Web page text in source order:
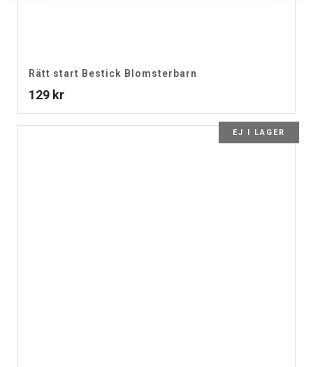
Rätt start Bestick Blomsterbarn
129 kr
EJ I LAGER